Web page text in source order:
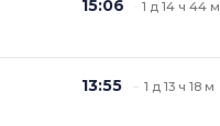
15:06 1 д 14 ч 44 м
13:55 1 д 13 ч 18 м